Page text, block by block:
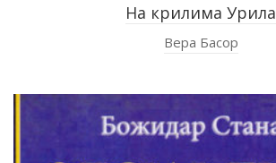
На крилима Урила
Вера Басор